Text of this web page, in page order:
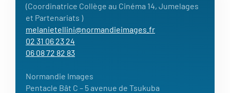
(Coordinatrice Collège au Cinéma 14, Jumelages
et Partenariats )
melanietellini@normandieimages.fr
02 31 06 23 24
06 08 72 82 83
Normandie Images
Pentacle Bât C – 5 avenue de Tsukuba